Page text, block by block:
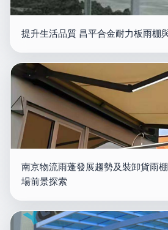
提升生活品質 昌平合金耐力板雨棚
南京物流雨蓬發展趨勢及裝卸貨雨
場前景探索